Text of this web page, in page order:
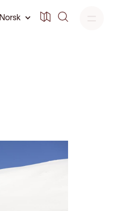
Norsk